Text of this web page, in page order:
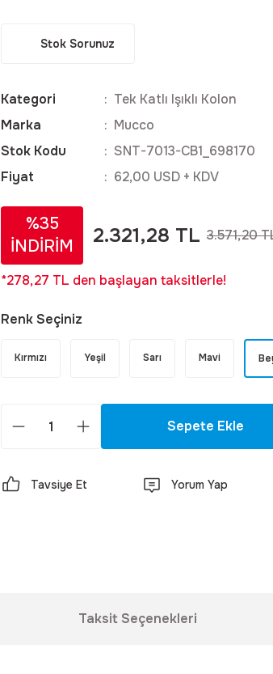
Stok Sorunuz
Kategori
Tek Katlı Işıklı Kolon
Marka
Mucco
Stok Kodu
SNT-7013-CB1_698170
Fiyat
62,00 USD + KDV
%35
İNDİRİM
2.321,28 TL 3.571,20
*278,27 TL den başlayan taksitlerle!
Renk Seçiniz
Kırmızı Yeşil Sarı Mavi
Sepete Ekle
Tavsiye Et Yorum Yap
Taksit Seçenekleri